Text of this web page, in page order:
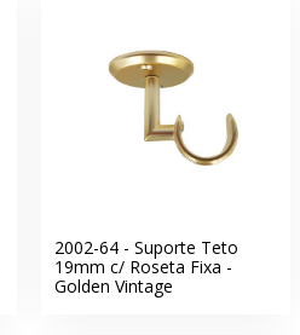
2002-64 - Suporte Teto
19mm c/ Roseta Fixa -
Golden Vintage